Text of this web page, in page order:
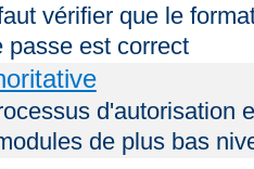
vérifier que le
passe est correct
d'autorisation
de plus bas